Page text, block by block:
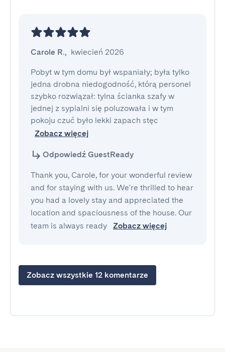
Carole R., kwiecień 2026
Pobyt w tym domu był wspaniały; była tylko
jedna drobna niedogodność, którą personel
szybko rozwiązał: tylna ścianka szafy w
jednej z sypialni się poluzowała i w tym
pokoju czuć było lekki zapach stęc
Zobacz więcej
Odpowiedź GuestReady
Thank you, Carole, for your wonderful review
and for staying with us. We're thrilled to hear
you had a lovely stay and appreciated the
location and spaciousness of the house. Our
team is always ready
Zobacz więcej
Zobacz wszystkie 12 komentarze